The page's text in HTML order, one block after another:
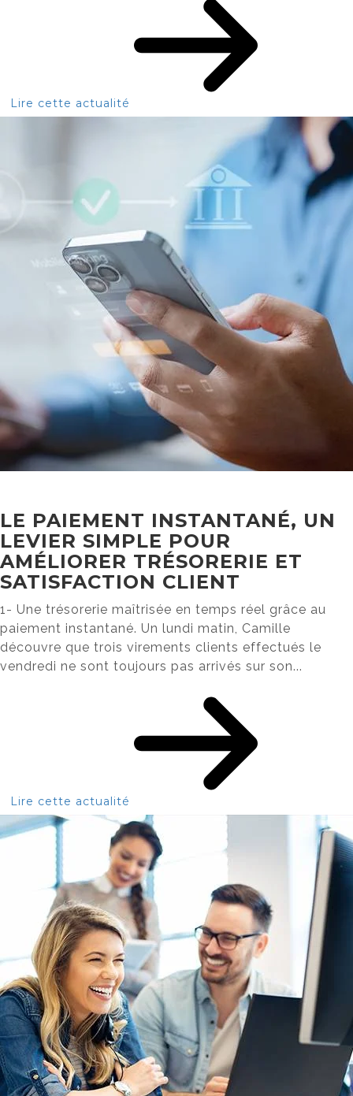
Lire cette actualité
LE PAIEMENT INSTANTANÉ, UN
LEVIER SIMPLE POUR
AMÉLIORER TRÉSORERIE ET
SATISFACTION CLIENT
1- Une trésorerie maîtrisée en temps réel grâce au
paiement instantané. Un lundi matin, Camille
découvre que trois virements clients effectués le
vendredi ne sont toujours pas arrivés sur son...
Lire cette actualité